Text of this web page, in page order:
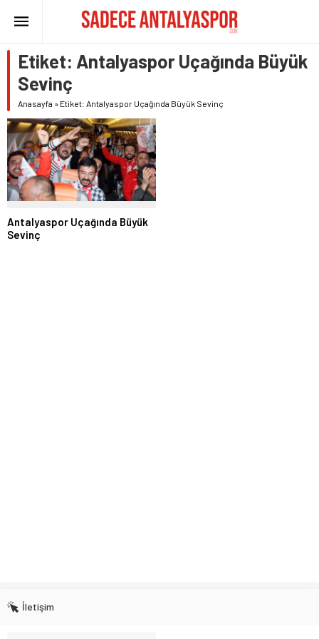
Etiket: Antalyaspor Uçağında Büyük
Sevinç
Anasayfa » Etiket: Antalyaspor Uçağında Büyük Sevinç
Antalyaspor Uçağında Büyük
Sevinç
İletişim